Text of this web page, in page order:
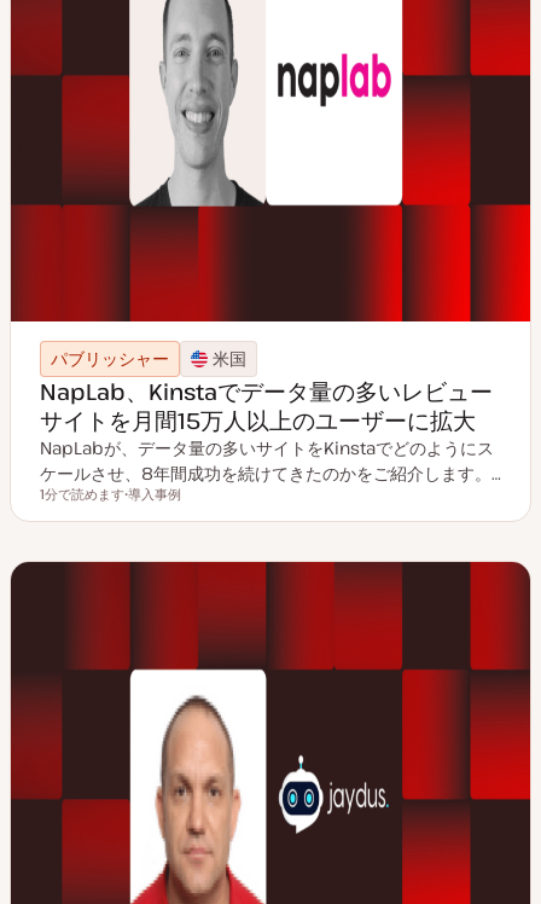
パブリッシャー 米国
NapLab、Kinstaでデータ量の多いレビュー
サイトを月間15万人以上のユーザーに拡大
NapLabが、データ量の多いサイトをKinstaでどのようにス
ケールさせ、8年間成功を続けてきたのかをご紹介します。…
読むのにかかる時間
1分で読めます
稿
イ
導入事例